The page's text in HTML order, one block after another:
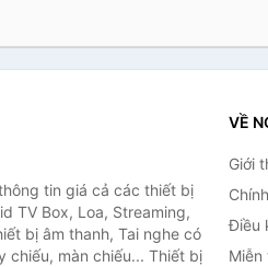
tin giá cả các thiết bị
TV Box, Loa, Streaming,
bị âm thanh, Tai nghe có
chiếu, màn chiếu... Thiết bị
VỀ
Giới
Điều
Miễn